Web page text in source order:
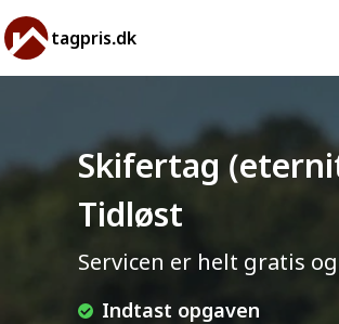
tagpris.dk
Skifertag
Tidløst
Servicen er helt gratis
Indtast opgaven